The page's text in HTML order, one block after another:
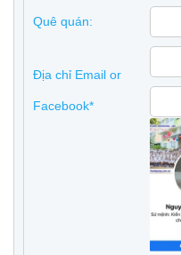
Quê quán:
Địa chỉ Email or
Facebook*